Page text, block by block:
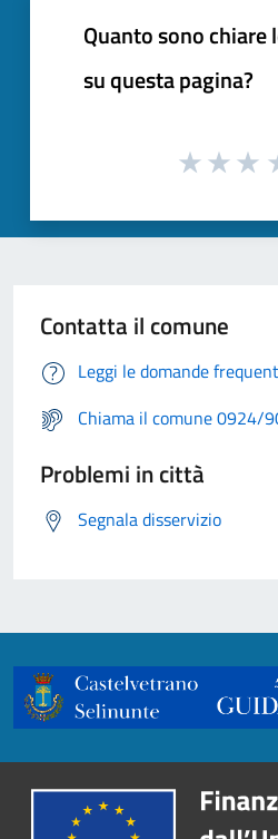
Quanto sono
su questa pagina?
Contatta il comune
Leggi le domande
Chiama il comune 0924/
Problemi in città
Segnala disservizio